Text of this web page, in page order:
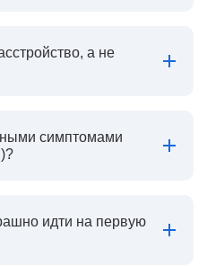
а не
симптомами
идти на первую